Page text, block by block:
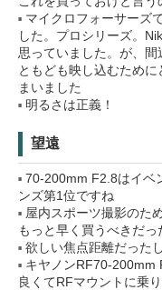
マイクロフォーサーズ
した。プロシリーズ。
思っていました。が、
ともども映し込むため
まいました
明るさは正義！
望遠
70-200mm F2.8はイベ
ンズ第1位ですね
屋内スポーツ撮影のた
もっと早く買うべきだっ
欲しい焦点距離だった
キヤノンRF70-200mm
良くてRFマウントに乗